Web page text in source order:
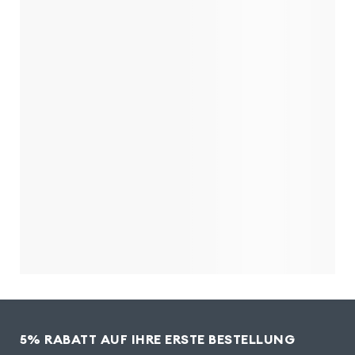
5% RABATT AUF IHRE ERSTE BESTELLUNG